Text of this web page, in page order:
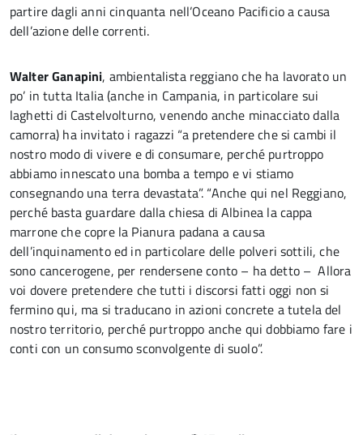
partire dagli anni cinquanta nell’Oceano Pacificio a causa
dell’azione delle correnti.
Walter Ganapini, ambientalista reggiano che ha lavorato un
po’ in tutta Italia (anche in Campania, in particolare sui
laghetti di Castelvolturno, venendo anche minacciato dalla
camorra) ha invitato i ragazzi “a pretendere che si cambi il
nostro modo di vivere e di consumare, perché purtroppo
abbiamo innescato una bomba a tempo e vi stiamo
consegnando una terra devastata”. “Anche qui nel Reggiano,
perché basta guardare dalla chiesa di Albinea la cappa
marrone che copre la Pianura padana a causa
dell’inquinamento ed in particolare delle polveri sottili, che
sono cancerogene, per rendersene conto – ha detto – Allora
voi dovere pretendere che tutti i discorsi fatti oggi non si
fermino qui, ma si traducano in azioni concrete a tutela del
nostro territorio, perché purtroppo anche qui dobbiamo fare i
conti con un consumo sconvolgente di suolo”.